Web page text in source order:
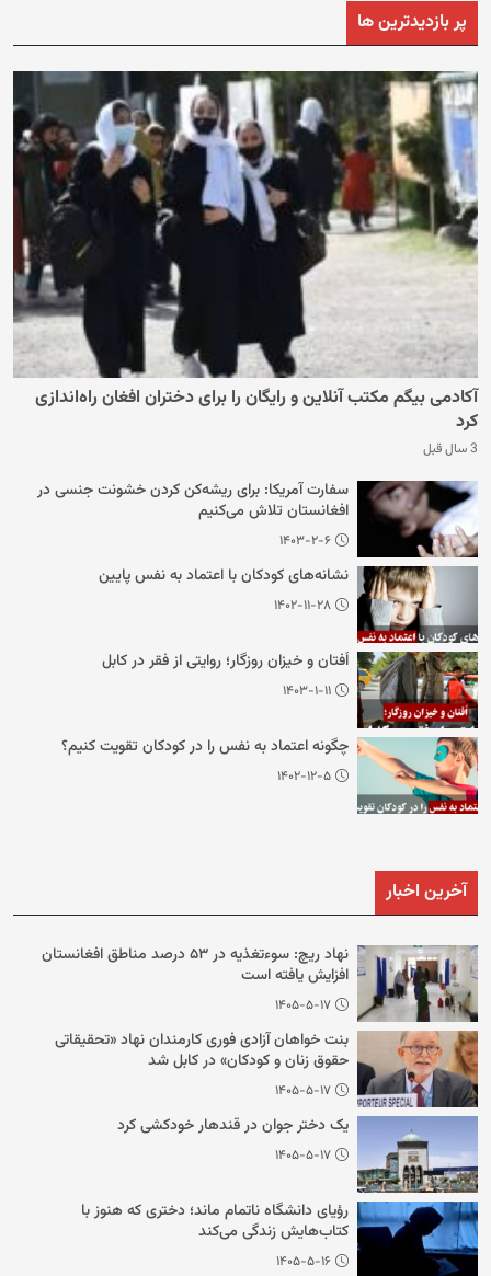
پر بازدیدترین ها
آکادمی بیگم مکتب آنلاین و رایگان را برای دختران افغان راه‌اندازی
کرد
3 سال قبل
سفارت آمریکا: برای ریشه‌کن کردن خشونت جنسی در
افغانستان تلاش می‌کنیم
۱۴۰۳-۲-۶
نشانه‌های کودکان با اعتماد به نفس پایین
۱۴۰۲-۱۱-۲۸
اُفتان و خیزان روزگار؛ روایتی از فقر در کابل
۱۴۰۳-۱-۱۱
چگونه اعتماد به نفس را در کودکان تقویت کنیم؟
۱۴۰۲-۱۲-۵
آخرین اخبار
نهاد ریچ: سوءتغذیه در ۵۳ درصد مناطق افغانستان
افزایش یافته است
۱۴۰۵-۵-۱۷
بنت خواهان آزادی فوری کارمندان نهاد «تحقیقاتی
حقوق زنان و کودکان» در کابل شد
۱۴۰۵-۵-۱۷
یک دختر جوان در قندهار خودکشی کرد
۱۴۰۵-۵-۱۷
رؤیای دانشگاه ناتمام ماند؛ دختری که هنوز با
کتاب‌هایش زندگی می‌کند
۱۴۰۵-۵-۱۶